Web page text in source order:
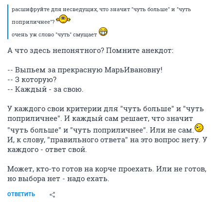
расшифруйте для несведущих, что значит "чуть больше" и "чуть
поприличнее"?
очень уж слово "чуть" смущает
А что здесь непонятного? Помните анекдот:
-- Выпьем за прекрасную МарьИвановну!
-- З которую?
-- Каждый - за свою.
У каждого свои критерии для "чуть больше" и "чуть
поприличнее". И каждый сам решает, что значит
"чуть больше" и "чуть поприличнее". Или не сам.
И, к слову, "правильного ответа" на это вопрос нету. У
каждого - ответ свой.
Может, кто-то готов на корче проехать. Или не готов,
но выбора нет - надо ехать.
ОТВЕТИТЬ